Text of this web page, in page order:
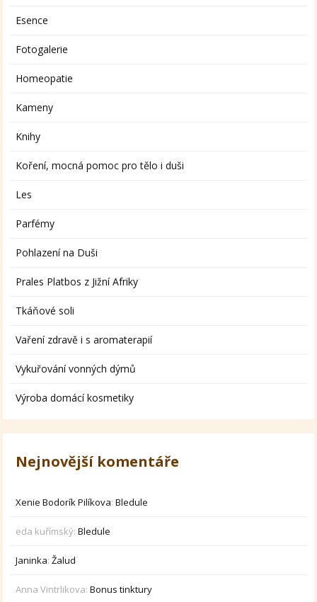
Esence
Fotogalerie
Homeopatie
Kameny
Knihy
Koření, mocná pomoc pro tělo i duši
Les
Parfémy
Pohlazení na Duši
Prales Platbos z Jižní Afriky
Tkáňové soli
Vaření zdravě i s aromaterapií
Vykuřování vonných dýmů
Výroba domácí kosmetiky
Nejnovější komentáře
Xenie Bodorík Pilíkova:Bledule
eda kuřímský:Bledule
Janinka:Žalud
Anna Vintrlikova:Bonus tinktury